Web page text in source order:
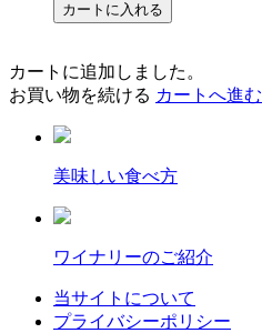
カートに入れる
カートに追加しました。
お買い物を続ける カートへ進む
美味しい食べ方
ワイナリーのご紹介
当サイトについて
プライバシーポリシー